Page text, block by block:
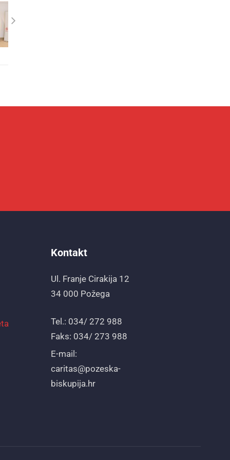
Kontakt
Ul. Franje Cirakija 12
34 000 Požega
Tel.: 034/ 272 988
Faks: 034/ 273 988
E-mail:
caritas@pozeska-
biskupija.hr